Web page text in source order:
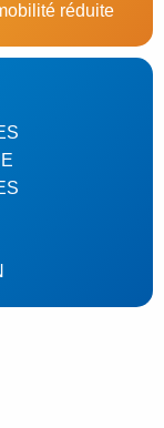
réduite